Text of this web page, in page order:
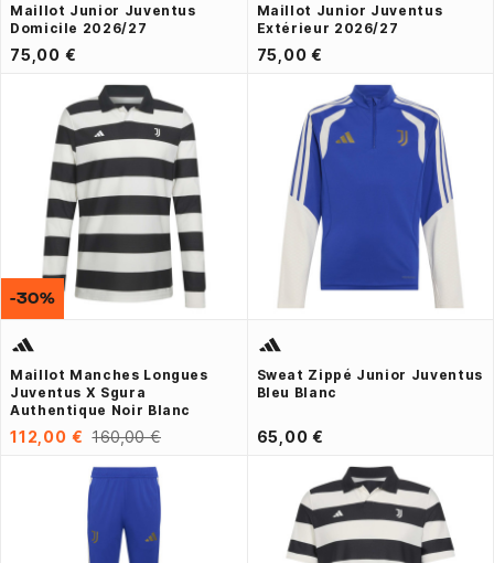
Maillot Junior Juventus
Domicile 2026/27
75,00 €
Maillot Junior Juventus
Extérieur 2026/27
75,00 €
Maillot Manches Longues
Juventus X Sgura
Authentique Noir Blanc
112,00 € 160,00 €
-30%
Sweat Zippé Junior Juventus
Bleu Blanc
65,00 €